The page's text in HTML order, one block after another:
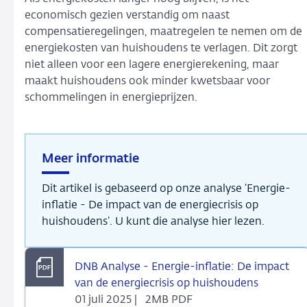
economisch gezien verstandig om naast
compensatieregelingen, maatregelen te nemen om de
energiekosten van huishoudens te verlagen. Dit zorgt
niet alleen voor een lagere energierekening, maar
maakt huishoudens ook minder kwetsbaar voor
schommelingen in energieprijzen.
Meer informatie
Dit artikel is gebaseerd op onze analyse ‘Energie-
inflatie - De impact van de energiecrisis op
huishoudens’. U kunt die analyse hier lezen.
DNB Analyse - Energie-inflatie: De impact
van de energiecrisis op huishoudens
01 juli 2025 |
2MB PDF